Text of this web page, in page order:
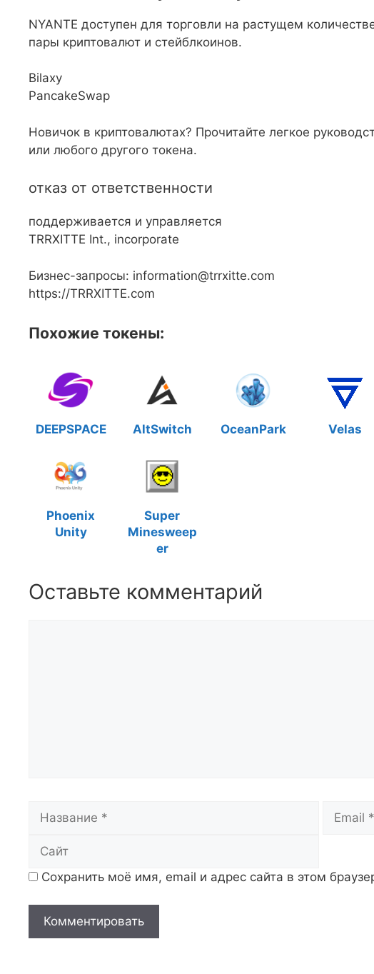
NYANTE доступен для торговли на растущем
пары криптовалют и стейблкоинов.
Bilaxy
PancakeSwap
Новичок в криптовалютах? Прочитайте легкое
или любого другого токена.
отказ от ответственности
поддерживается и управляется
TRRXITTE Int., incorporate
Бизнес-запросы: information@trrxitte.com
https://TRRXITTE.com
Похожие токены:
DEEPSPACE AltSwitch OceanPark Velas
Phoenix
Unity
Super
Minesweep
er
Оставьте комментарий
Название Email
Сохранить моё имя, email и адрес сайта в этом